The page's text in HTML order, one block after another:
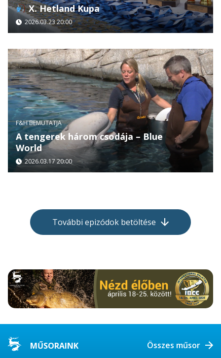
X. Hetland Kupa
2026.03.23 20:00
F&H BEMUTATJA
A tengerek három csodája – Blue
World
2026.03.17 20:00
További epizódok betöltése
MŰSORAINK Összes műsor